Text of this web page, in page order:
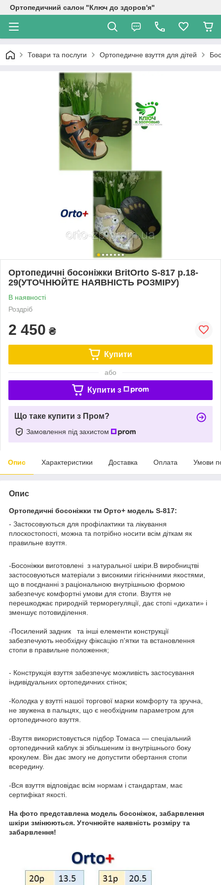
Ортопедичний салон "Ключ до здоров'я"
Товари та послуги Ортопедичне взуття для дітей
Ортопедичні босоніжки BritOrto S-817 р.18-
29(УТОЧНЮЙТЕ НАЯВНІСТЬ РОЗМІРУ)
В наявності
Роздріб
2 450 ₴
Купити
або
Купити з
Що таке купити з Пром?
Замовлення під захистом
Опис Характеристики Доставка Оплата Умови
Опис
Ортопедичні босоніжки тм Орто+ модель S-817:
- Застосовуються для профілактики та лікування
плоскостопості, можна та потрібно носити всім діткам як
правильне взуття.
-Босоніжки виготовлені з натуральної шкіри.В виробництві
застосовуються матеріали з високими гігієнічними якостями,
що в поєднанні з раціональною внутрішньою формою
забезпечує комфортні умови для стопи. Взуття не
перешкоджає природній терморегуляції, дає стопі «дихати» і
зменшує потовиділення.
-Посилений задник та інші елементи конструкції
забезпечують необхідну фіксацію п'ятки та встановлення
стопи в правильне положення;
- Конструкція взуття забезпечує можливість застосування
індивідуальних ортопедичних стінок;
-Колодка у взутті нашої торгової марки комфорту та зручна,
не звужена в пальцях, що є необхідним параметром для
ортопедичного взуття.
-Взуття використовується підбор Томаса — спеціальний
ортопедичний каблук зі збільшеним із внутрішнього боку
крокулем. Він дає змогу не допустити обертання стопи
всередину.
-Вся взуття відповідає всім нормам і стандартам, має
сертифікат якості.
На фото представлена модель босоніжок, забарвлення
шкіри змінюються. Уточнюйте наявність розміру та
забарвлення!